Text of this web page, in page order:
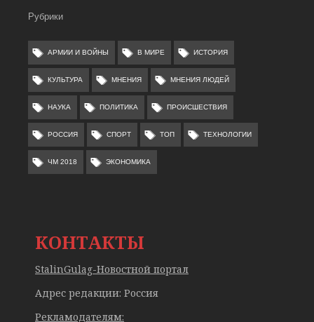
Рубрики
АРМИИ И ВОЙНЫ В МИРЕ ИСТОРИЯ
КУЛЬТУРА МНЕНИЯ МНЕНИЯ ЛЮДЕЙ
НАУКА ПОЛИТИКА ПРОИСШЕСТВИЯ
РОССИЯ СПОРТ ТОП ТЕХНОЛОГИИ
ЧМ 2018 ЭКОНОМИКА
КОНТАКТЫ
StalinGulag-Новостной портал
Адрес редакции: Россия
Рекламодателям: